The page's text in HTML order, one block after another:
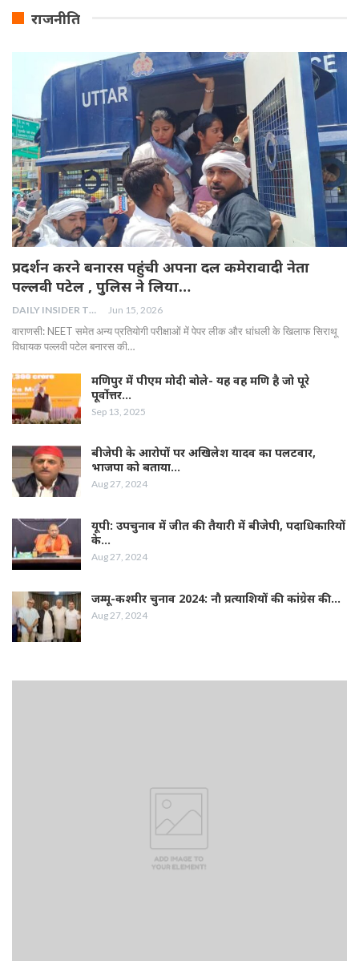
राजनीति
प्रदर्शन करने बनारस पहुंची अपना दल कमेरावादी नेता
पल्लवी पटेल , पुलिस ने लिया…
DAILY INSIDER TEAM Jun 15, 2026
वाराणसी: NEET समेत अन्य प्रतियोगी परीक्षाओं में पेपर लीक और धांधली के खिलाफ सिराथू
विधायक पल्लवी पटेल बनारस की…
मणिपुर में पीएम मोदी बोले- यह वह मणि है जो पूरे
पूर्वोत्तर…
Sep 13, 2025
बीजेपी के आरोपों पर अखिलेश यादव का पलटवार,
भाजपा को बताया…
Aug 27, 2024
यूपी: उपचुनाव में जीत की तैयारी में बीजेपी, पदाधिकारियों
के…
Aug 27, 2024
जम्‍मू-कश्‍मीर चुनाव 2024: नौ प्रत्‍याशियों की कांग्रेस की…
Aug 27, 2024